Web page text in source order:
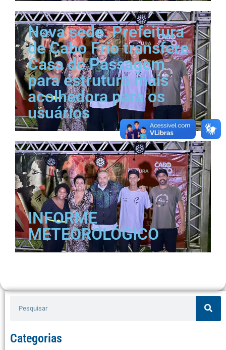
Nova sede: Prefeitura
de Cabo Frio transfere
Casa de Passagem
para estrutura mais
acolhedora para os
usuários
INFORME
METEOROLÓGICO
Categorias